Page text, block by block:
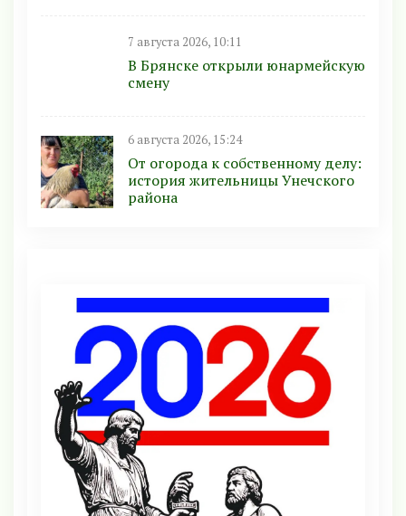
7 августа 2026, 10:11
В Брянске открыли юнармейскую
смену
6 августа 2026, 15:24
От огорода к собственному делу:
история жительницы Унечского
района